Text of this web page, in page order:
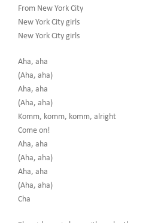
From New York City
New York City girls
New York City girls
Aha, aha
(Aha, aha)
Aha, aha
(Aha, aha)
Komm, komm, komm, alright
Come on!
Aha, aha
(Aha, aha)
Aha, aha
(Aha, aha)
Cha